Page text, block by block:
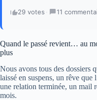
29 votes · 11
Quand le passé revient… au
plus
Nous avons tous des dossiers
laissé en suspens, un rêve que
une relation terminée, un mail
mois.